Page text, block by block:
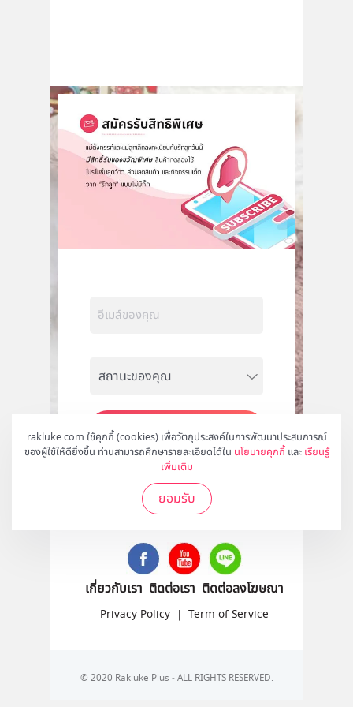
rakluke.com ใช้คุกกี้ (cookies) เพื่อวัตถุประสงค์ในการพัฒนาประสบการณ์
ของผู้ใช้ให้ดียิ่งขึ้น ท่านสามารถศึกษารายละเอียดได้ใน นโยบายคุกกี้ และ เรียนรู้
เพิ่มเติม
ยอมรับ
สมัคร
ติดตามเราได้ที่
เกี่ยวกับเรา ติดต่อเรา ติดต่อลงโฆษณา
Privacy Policy | Term of Service
© 2020 Rakluke Plus - ALL RIGHTS RESERVED.